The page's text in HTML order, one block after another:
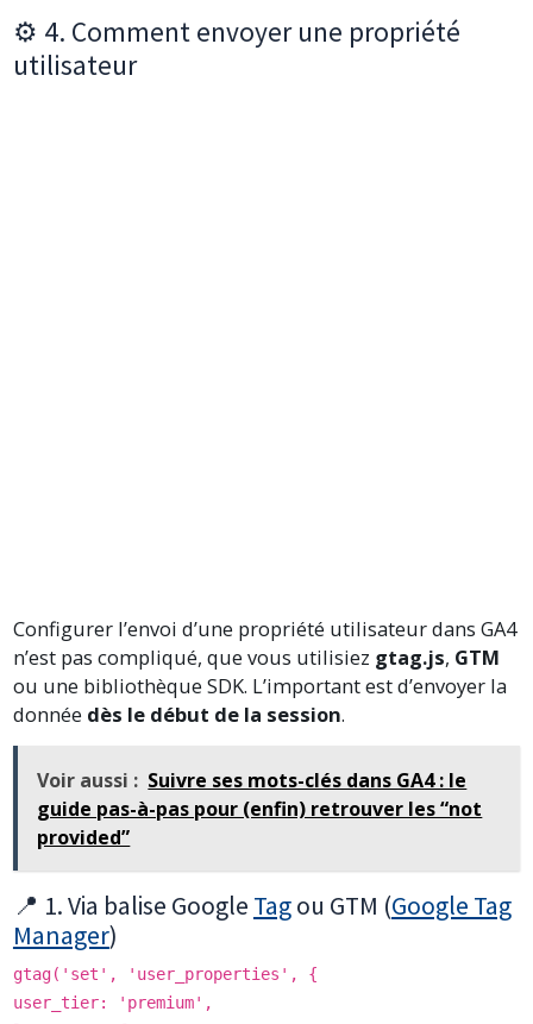
⚙️ 4. Comment envoyer une propriété
utilisateur
Configurer l’envoi d’une propriété utilisateur dans GA4
n’est pas compliqué, que vous utilisiez gtag.js, GTM
ou une bibliothèque SDK. L’important est d’envoyer la
donnée dès le début de la session.
Voir aussi : Suivre ses mots-clés dans GA4 : le
guide pas-à-pas pour (enfin) retrouver les “not
provided”
📍 1. Via balise Google Tagou GTM (Google Tag
Manager)
gtag('set', 'user_properties', {
user_tier: 'premium',